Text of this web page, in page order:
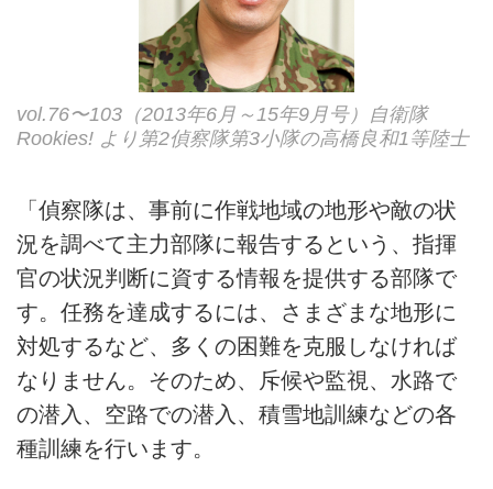
vol.76〜103（2013年6月～15年9月号）自衛隊
Rookies! より第2偵察隊第3小隊の高橋良和1等陸士
「偵察隊は、事前に作戦地域の地形や敵の状
況を調べて主力部隊に報告するという、指揮
官の状況判断に資する情報を提供する部隊で
す。任務を達成するには、さまざまな地形に
対処するなど、多くの困難を克服しなければ
なりません。そのため、斥候や監視、水路で
の潜入、空路での潜入、積雪地訓練などの各
種訓練を行います。